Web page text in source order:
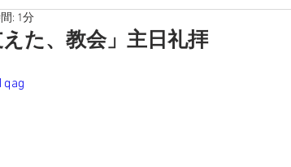
た、教会」主日礼拝
: 1分